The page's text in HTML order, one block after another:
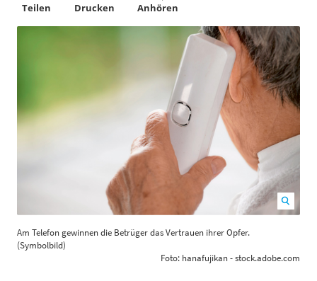
Teilen Drucken Anhören
Opfer. (Symbolbild) Foto: hanafujikan - stock.adobe.com
Am Telefon gewinnen die Betrüger das Vertrauen ihrer Opfer.
(Symbolbild)
Foto: hanafujikan - stock.adobe.com